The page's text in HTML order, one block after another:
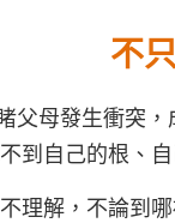
不
父母發生衝突
到自己的根、
理解，不論到